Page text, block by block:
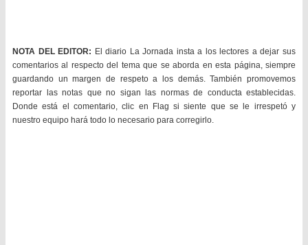
NOTA DEL EDITOR: El diario La Jornada insta a los lectores a dejar sus
comentarios al respecto del tema que se aborda en esta página, siempre
guardando un margen de respeto a los demás. También promovemos
reportar las notas que no sigan las normas de conducta establecidas.
Donde está el comentario, clic en Flag si siente que se le irrespetó y
nuestro equipo hará todo lo necesario para corregirlo.